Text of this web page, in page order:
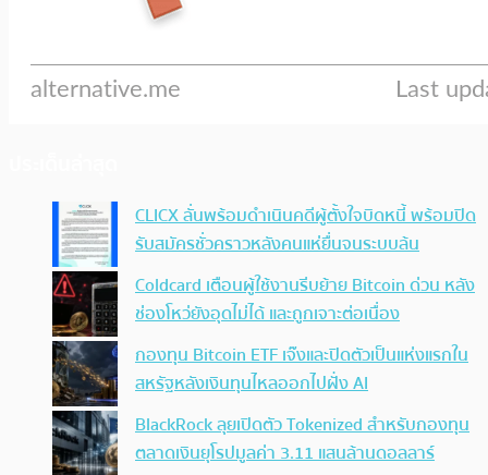
CLICX ลั่นพร้อมดำเนินคดีผู้ตั้งใจบิดหนี้ พร้อมปิด
รับสมัครชั่วคราวหลังคนแห่ยื่นจนระบบล้น
Coldcard เตือนผู้ใช้งานรีบย้าย Bitcoin ด่วน หลัง
ช่องโหว่ยังอุดไม่ได้ และถูกเจาะต่อเนื่อง
กองทุน Bitcoin ETF เจ๊งและปิดตัวเป็นแห่งแรกใน
สหรัฐหลังเงินทุนไหลออกไปฝั่ง AI
BlackRock ลุยเปิดตัว Tokenized สำหรับกองทุน
ตลาดเงินยุโรปมูลค่า 3.11 แสนล้านดอลลาร์